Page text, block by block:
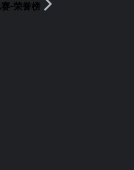
赛-荣誉榜